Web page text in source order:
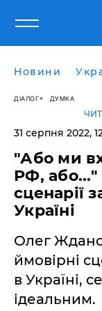
Новини
ДІАЛОГ ДУМКА
31 серпня 2022,
"Або ми
РФ,
сценарії
Україні
Олег
ймовірні
в Україні,
ідеальним.